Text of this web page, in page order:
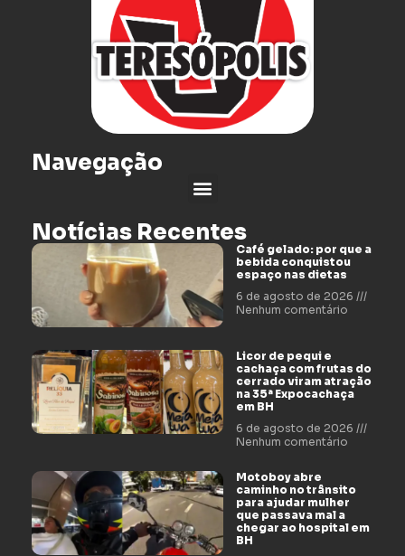
Navegação
Notícias Recentes
Café gelado: por que a
bebida conquistou
espaço nas dietas
6 de agosto de 2026
Nenhum comentário
Licor de pequi e
cachaça com frutas do
cerrado viram atração
na 35ª Expocachaça
em BH
6 de agosto de 2026
Nenhum comentário
Motoboy abre
caminho no trânsito
para ajudar mulher
que passava mal a
chegar ao hospital em
BH